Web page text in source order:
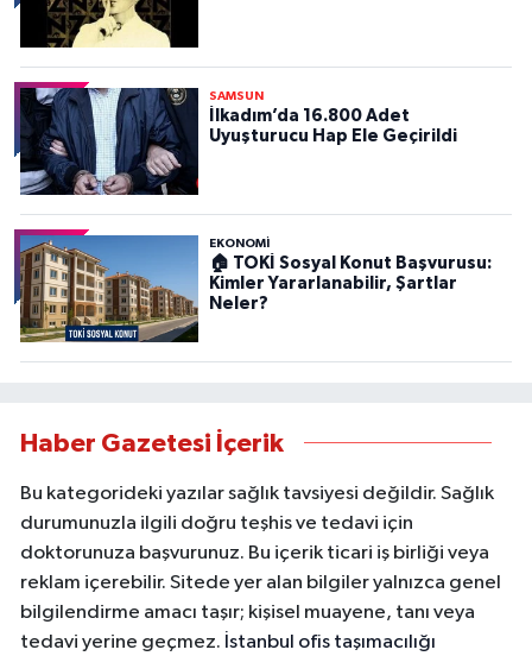
SAMSUN
İlkadım’da 16.800 Adet
Uyuşturucu Hap Ele Geçirildi
EKONOMİ
🏠 TOKİ Sosyal Konut Başvurusu:
Kimler Yararlanabilir, Şartlar
Neler?
Haber Gazetesi İçerik
Bu kategorideki yazılar sağlık tavsiyesi değildir. Sağlık
durumunuzla ilgili doğru teşhis ve tedavi için
doktorunuza başvurunuz. Bu içerik ticari iş birliği veya
reklam içerebilir. Sitede yer alan bilgiler yalnızca genel
bilgilendirme amacı taşır; kişisel muayene, tanı veya
tedavi yerine geçmez. İstanbul ofis taşımacılığı